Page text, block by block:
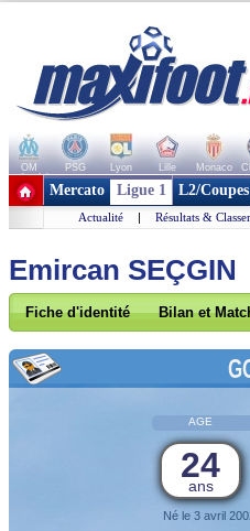
OM PSG Lyon Lille Monaco
+ de clubs
Mercato Ligue 1 L2/Coupes
Actualité | Résultats &
Emircan SEÇGIN
Fiche d'identité Bilan et
AGE
24
ans
Né le 3 avril